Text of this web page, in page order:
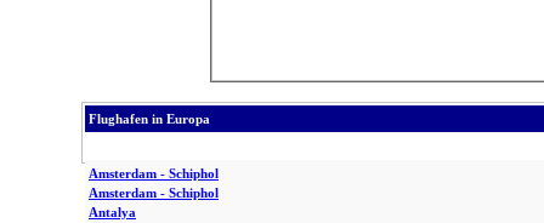
Flughafen in Europa
Amsterdam - Schiphol
Amsterdam - Schiphol
Antalya